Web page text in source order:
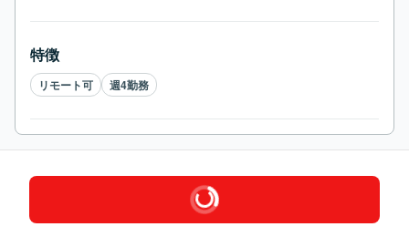
特徴
リモート可 週4勤務